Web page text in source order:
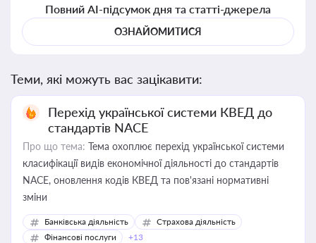
Повний AI-підсумок дня та статті-джерела
ОЗНАЙОМИТИСЯ
Теми, які можуть вас зацікавити:
Перехід української системи КВЕД до
стандартів NACE
Про що тема: Тема охоплює перехід української системи
класифікації видів економічної діяльності до стандартів
NACE, оновлення кодів КВЕД та пов'язані нормативні
зміни
Банківська діяльність
Страхова діяльність
Фінансові послуги
+13